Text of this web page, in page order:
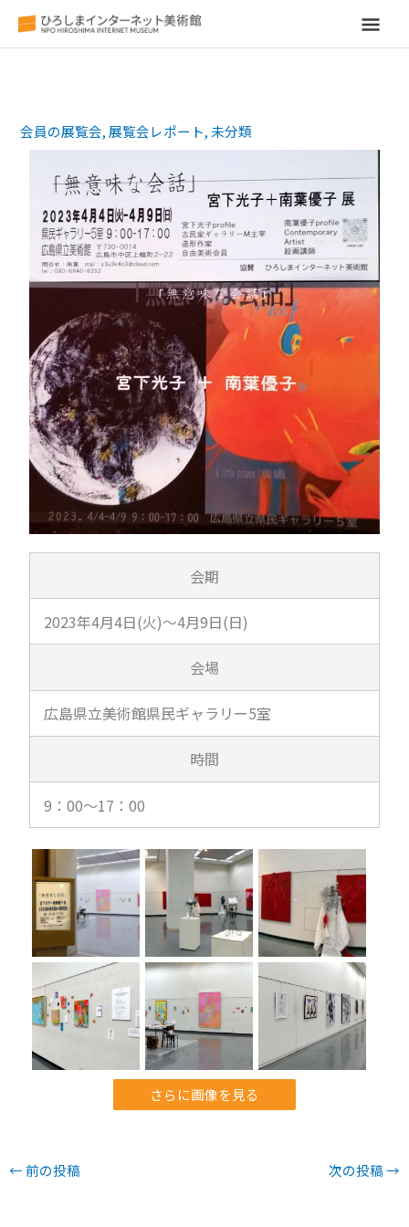
メ
メ
ニ
ュ
ー
会員の展覧会,展覧会レポート, 未分類
会期
2023年4月4日(火)～4月9日(日)
会場
広島県立美術館県民ギャラリー5室
時間
9：00～17：00
さらに画像を見る
← 前の投稿 次の投稿→